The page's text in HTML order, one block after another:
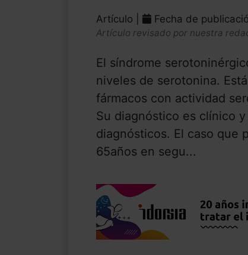
Artículo | Fecha de
Artículo revisado por nuestra
El síndrome
niveles de serotonina.
fármacos con actividad
Su diagnóstico es clínico
diagnósticos. El caso que
65años en segu...